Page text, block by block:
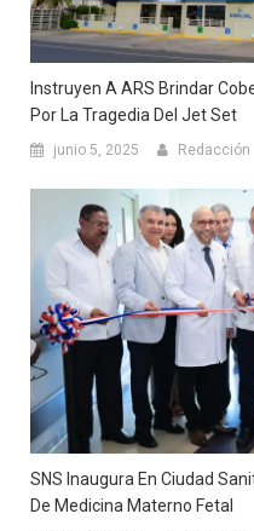
Instruyen A ARS Brindar
Por La Tragedia Del Jet Set
junio 5, 2025 Redacción
SNS Inaugura En Ciudad
De Medicina Materno Fetal